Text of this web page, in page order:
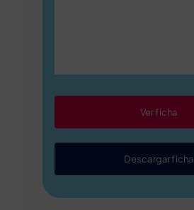
Ver ficha
Descargar ficha